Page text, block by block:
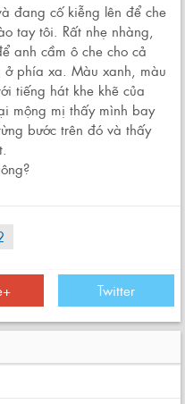
đang cố kiễng lên để che
tay tôi. Rất nhẹ nhàng,
anh cầm ô che cho cả
phía xa. Màu xanh, màu
tiếng hát khe khẽ của
mộng mị thấy mình bay
bước trên đó và thấy
Twitter